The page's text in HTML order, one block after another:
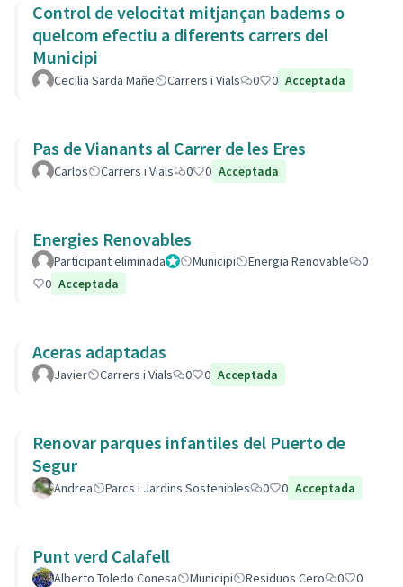
Control de velocitat mitjançan badems o
quelcom efectiu a diferents carrers del
Municipi
Cecilia Sarda Mañe Carrers i Vials 0 0 Acceptada
Pas de Vianants al Carrer de les Eres
Carlos Carrers i Vials 0 0 Acceptada
Energies Renovables
Participant eliminadaAdministrador
Municipi Energia Renovable
0
0 Acceptada
Aceras adaptadas
Javier Carrers i Vials 0 0 Acceptada
Renovar parques infantiles del Puerto de
Segur
Andrea Parcs i Jardins Sostenibles 0 0 Acceptada
Punt verd Calafell
Alberto Toledo Conesa Municipi Residuos Cero 0
0